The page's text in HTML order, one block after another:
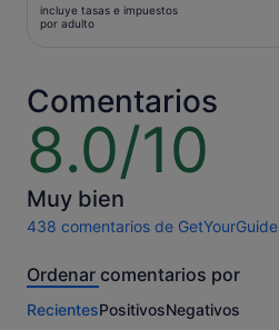
es
por
adulto
incluye tasas e impuestos
por adulto
Comentarios
8.0/10
8.0
sobre
10
Muy bien
438 comentarios de GetYourGuide
438 comentarios
esta
Más
Ordenar comentarios por
RecientesPositivosNegativos